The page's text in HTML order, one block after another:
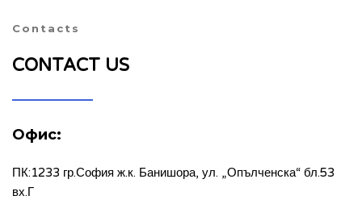
Contacts
CONTACT US
Офис:
ПК:1233 гр.София ж.к. Банишора, ул. „Опълченска“ бл.53
вх.Г